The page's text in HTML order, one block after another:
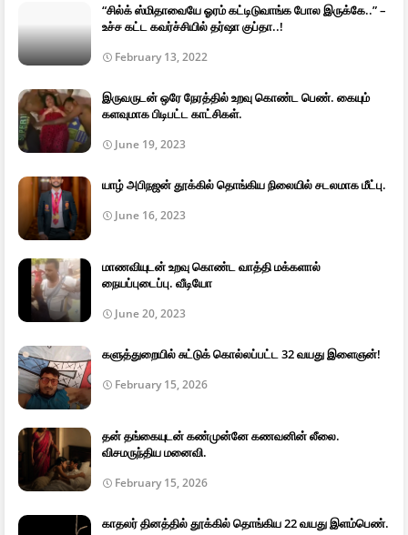
“சில்க் ஸ்மிதாவையே ஓரம் கட்டிடுவாங்க போல இருக்கே..” –
உச்ச கட்ட கவர்ச்சியில் தர்ஷா குப்தா..!
February 13, 2022
இருவருடன் ஒரே நேரத்தில் உறவு கொண்ட பெண். கையும்
களவுமாக பிடிபட்ட காட்சிகள்.
June 19, 2023
யாழ் அபிநஜன் தூக்கில் தொங்கிய நிலையில் சடலமாக மீட்பு.
June 16, 2023
மாணவியுடன் உறவு கொண்ட வாத்தி மக்களால்
நையப்புடைப்பு. வீடியோ
June 20, 2023
களுத்துறையில் சுட்டுக் கொல்லப்பட்ட 32 வயது இளைஞன்!
February 15, 2026
தன் தங்கையுடன் கண்முன்னே கணவனின் லீலை.
விசமருந்திய மனைவி.
February 15, 2026
காதலர் தினத்தில் தூக்கில் தொங்கிய 22 வயது இளம்பெண்.